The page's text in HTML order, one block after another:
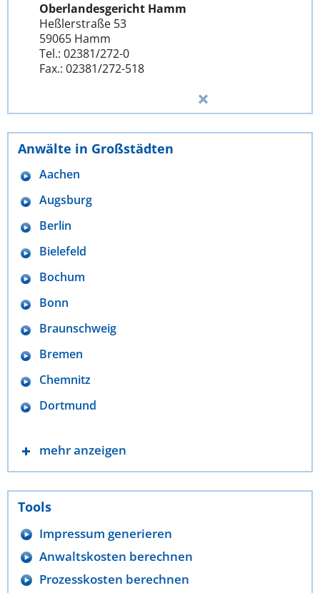
Oberlandesgericht Hamm
Heßlerstraße 53
59065 Hamm
Tel.: 02381/272-0
Fax.: 02381/272-518
Anwälte in Großstädten
Aachen
Augsburg
Berlin
Bielefeld
Bochum
Bonn
Braunschweig
Bremen
Chemnitz
Dortmund
mehr anzeigen
Tools
Impressum generieren
Anwaltskosten berechnen
Prozesskosten berechnen